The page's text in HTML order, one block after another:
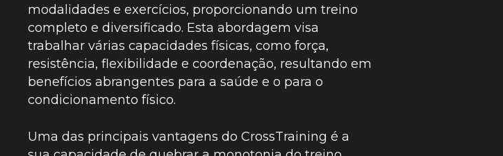
modalidades e exercícios, proporcionando um treino
completo e diversificado. Esta abordagem visa
trabalhar várias capacidades físicas, como força,
resistência, flexibilidade e coordenação, resultando em
benefícios abrangentes para a saúde e o para o
condicionamento físico.
Uma das principais vantagens do CrossTraining é a